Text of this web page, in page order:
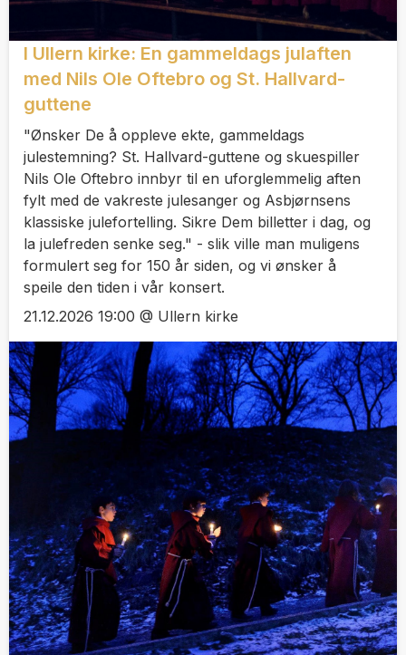
I Ullern kirke: En gammeldags julaften
med Nils Ole Oftebro og St. Hallvard-
guttene
"Ønsker De å oppleve ekte, gammeldags
julestemning? St. Hallvard-guttene og skuespiller
Nils Ole Oftebro innbyr til en uforglemmelig aften
fylt med de vakreste julesanger og Asbjørnsens
klassiske julefortelling. Sikre Dem billetter i dag, og
la julefreden senke seg." - slik ville man muligens
formulert seg for 150 år siden, og vi ønsker å
speile den tiden i vår konsert.
21.12.2026 19:00 @ Ullern kirke